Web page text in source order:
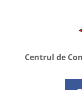
Centrul de